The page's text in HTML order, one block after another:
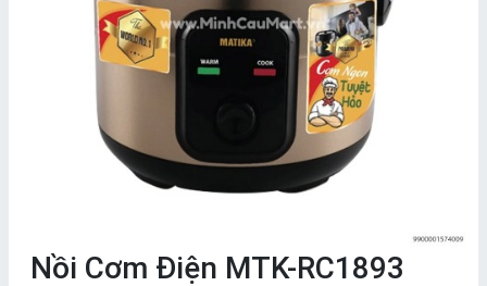
Nồi Cơm Điện MTK-RC1893